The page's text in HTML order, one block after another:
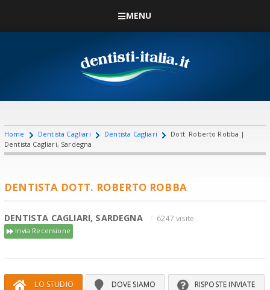
MENU
Home Dentista Cagliari Dentista Cagliari
Dott. Roberto Robba |
Dentista Cagliari, Sardegna
DENTISTA DOTT. ROBERTO ROBBA
DENTISTA CAGLIARI, SARDEGNA 6247 visite
Invia Recensione
LO STUDIO DOVE SIAMO RISPOSTE INVIATE